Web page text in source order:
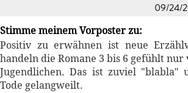
09/24/
Stimme meinem Vorposter zu:
Positiv zu erwähnen ist neue
handeln die Romane 3 bis 6 gefühlt nur
Jugendlichen. Das ist zuviel "blabla"
Tode gelangweilt.